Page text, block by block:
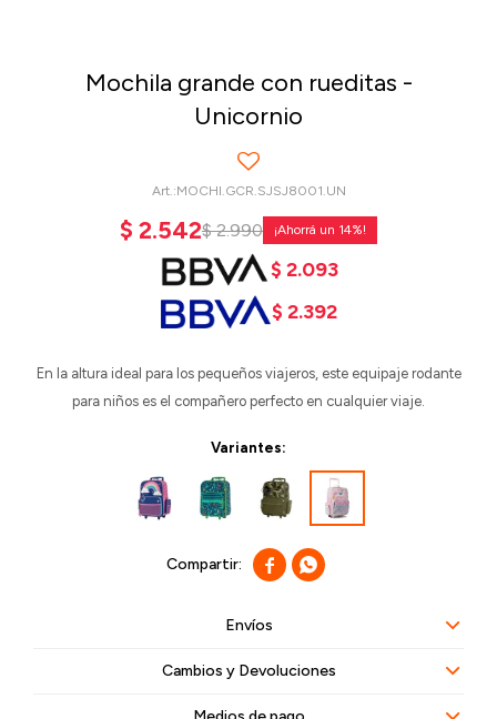
Mochila grande con rueditas -
Unicornio
MOCHI.GCR.SJSJ8001.UN
$ 2.542$ 2.990 14
$ 2.093
$ 2.392
En la altura ideal para los pequeños viajeros, este equipaje rodante
para niños es el compañero perfecto en cualquier viaje.
Variantes:
 
Envíos
Cambios y Devoluciones